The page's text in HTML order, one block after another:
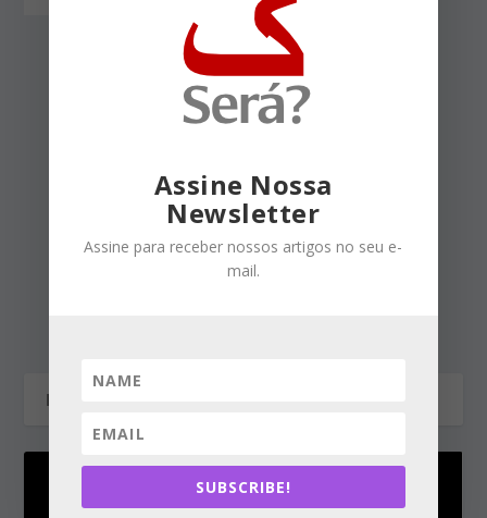
A LSN foi usada por todos
os presidentes pós-1985. E
o STF, recentemente,
mandou prender o
fazendo uso da LSN.
Responder
Assine Nossa
Newsletter
Assine para receber nossos artigos no seu e-
mail.
SUBSCRIBE!